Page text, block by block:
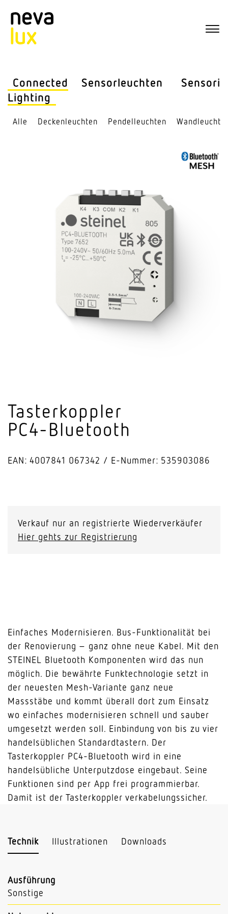
Connected
Lighting
Sensor­leuchten Sensorik
Alle Decken­leuchten Pendel­leuchten
Taster­koppler
PC4-Bluetooth
EAN: 4007841 067342 E-Nummer: 535903086
Bluetooth
Menge
Verkauf nur an registrierte Wiederverkäufer
Hier gehts zur Registrierung
Einfaches Modernisieren. Bus-Funktionalität bei
der Renovierung – ganz ohne neue Kabel. Mit den
STEINEL Bluetooth Komponenten wird das nun
möglich. Die bewährte Funktechnologie setzt in
der neuesten Mesh-Variante ganz neue
Massstäbe und kommt überall dort zum Einsatz
wo einfaches modernisieren schnell und sauber
umgesetzt werden soll. Einbindung von bis zu vier
handelsüblichen Standardtastern. Der
Tasterkoppler PC4-Bluetooth wird in eine
handelsübliche Unterputzdose eingebaut. Seine
Funktionen sind per App frei programmierbar.
Damit ist der Tasterkoppler verkabelungssicher.
Technik Illustrationen Downloads
Ausführung
Sonstige